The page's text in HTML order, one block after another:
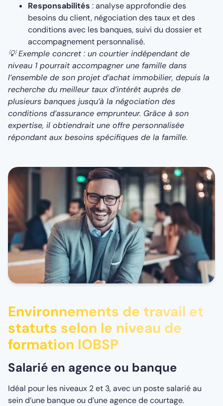
Responsabilités : analyse approfondie des
besoins du client, négociation des taux et des
conditions avec les banques, suivi du dossier et
accompagnement personnalisé.
💡 Exemple concret : un courtier indépendant de
niveau 1 pourrait accompagner une famille dans
l’ensemble de son projet d’achat immobilier, depuis la
recherche du meilleur taux d’intérêt auprès de
plusieurs banques jusqu’à la négociation des
conditions d’assurance emprunteur. Grâce à son
expertise, il obtiendrait une offre personnalisée
répondant aux besoins spécifiques de la famille.
Environnements de travail et
statuts selon le niveau de
formation IOBSP
Salarié en agence ou banque
Idéal pour les niveaux 2 et 3, avec un poste salarié au
sein d’une banque ou d’une agence de courtage.